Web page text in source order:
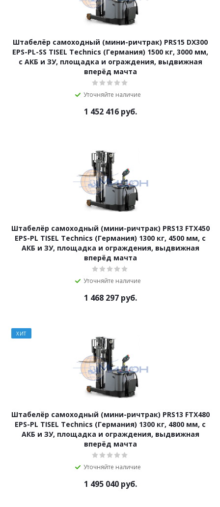
Штабелёр самоходный (мини-ричтрак) PRS15 DX300
EPS-PL-SS TISEL Technics (Германия) 1500 кг, 3000 мм,
с АКБ и ЗУ, площадка и ограждения, выдвижная
вперёд мачта
Уточняйте наличие
1 452 416руб.
Штабелёр самоходный (мини-ричтрак) PRS13 FTX450
EPS-PL TISEL Technics (Германия) 1300 кг, 4500 мм, с
АКБ и ЗУ, площадка и ограждения, выдвижная
вперёд мачта
Уточняйте наличие
1 468 297руб.
ХИТ
Штабелёр самоходный (мини-ричтрак) PRS13 FTX480
EPS-PL TISEL Technics (Германия) 1300 кг, 4800 мм, с
АКБ и ЗУ, площадка и ограждения, выдвижная
вперёд мачта
Уточняйте наличие
1 495 040руб.